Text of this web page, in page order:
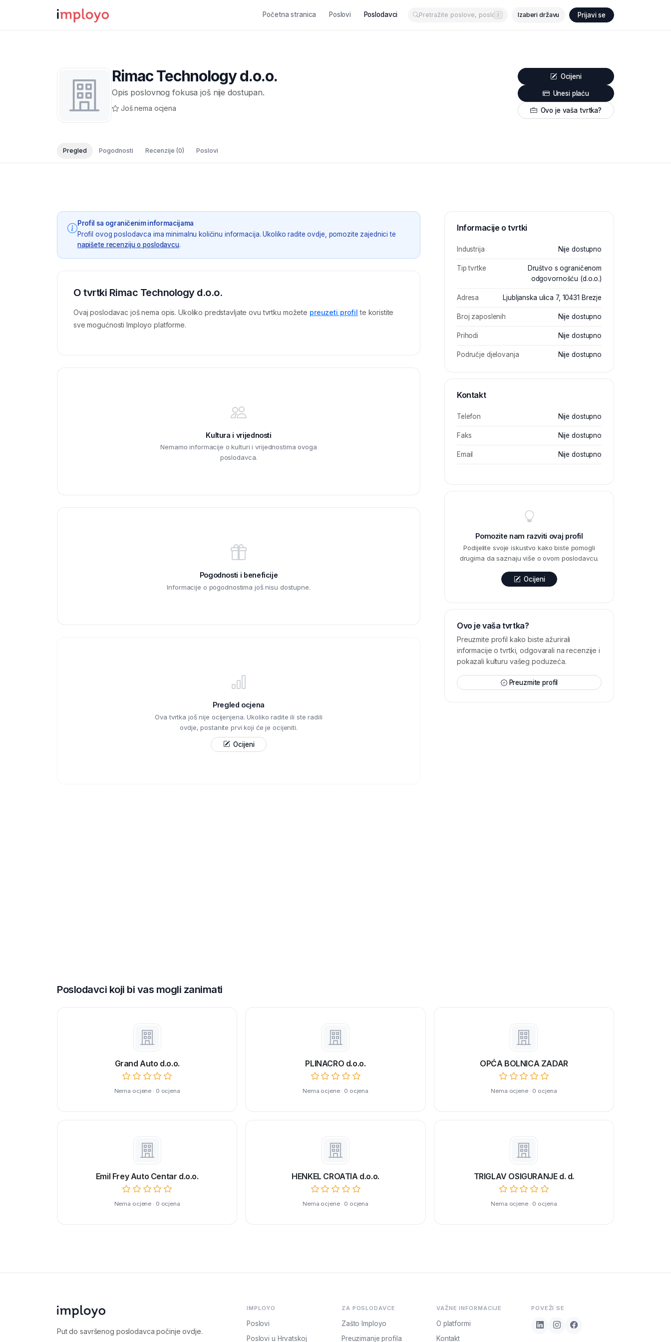
Početna stranica Poslovi Poslodavci / Izaberi državu Prijavi se
Rimac Technology d.o.o.
Opis poslovnog fokusa još nije dostupan.
Još nema ocjena
Ocijeni
Unesi plaću
Ovo je vaša tvrtka?
Pregled Pogodnosti Recenzije (0) Poslovi
Profil sa ograničenim informacijama
Profil ovog poslodavca ima minimalnu količinu informacija. Ukoliko radite ovdje, pomozite zajednici te
napišete recenziju o poslodavcu.
O tvrtki Rimac Technology d.o.o.
Ovaj poslodavac još nema opis. Ukoliko predstavljate ovu tvrtku možete preuzeti profil te koristite
sve mogućnosti Imployo platforme.
Kultura i vrijednosti
Nemamo informacije o kulturi i vrijednostima ovoga
poslodavca.
Pogodnosti i beneficije
Informacije o pogodnostima još nisu dostupne.
Pregled ocjena
Ova tvrtka još nije ocijenjena. Ukoliko radite ili ste radili
ovdje, postanite prvi koji će je ocijeniti.
Ocijeni
Informacije o tvrtki
Industrija Nije dostupno
Tip tvrtke
Društvo s ograničenom
odgovornošću (d.o.o.)
Adresa Ljubljanska ulica 7, 10431 Brezje
Broj zaposlenih Nije dostupno
Prihodi Nije dostupno
Područje djelovanja Nije dostupno
Kontakt
Telefon Nije dostupno
Faks Nije dostupno
Email Nije dostupno
Pomozite nam razviti ovaj profil
Podijelite svoje iskustvo kako biste pomogli
drugima da saznaju više o ovom poslodavcu.
Ocijeni
Ovo je vaša tvrtka?
Preuzmite profil kako biste ažurirali
informacije o tvrtki, odgovarali na recenzije i
pokazali kulturu vašeg poduzeća.
Preuzmite profil
Poslodavci koji bi vas mogli zanimati
Grand Auto d.o.o.
Nema ocjene · 0 ocjena
PLINACRO d.o.o.
Nema ocjene · 0 ocjena
OPĆA BOLNICA ZADAR
Nema ocjene · 0 ocjena
Emil Frey Auto Centar d.o.o.
Nema ocjene · 0 ocjena
HENKEL CROATIA d.o.o.
Nema ocjene · 0 ocjena
TRIGLAV OSIGURANJE d. d.
Nema ocjene · 0 ocjena
Put do savršenog poslodavca počinje ovdje.
IMPLOYO
Poslovi
Poslovi u Hrvatskoj
ZA POSLODAVCE
Zašto Imployo
Preuzimanje profila
VAŽNE INFORMACIJE
O platformi
Kontakt
POVEŽI SE